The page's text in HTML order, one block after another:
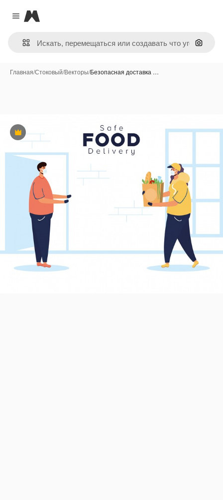
Close menu
Magnific
Поиск
Главная/Стоковый/Векторы/Безопасная доставка …
Премиум